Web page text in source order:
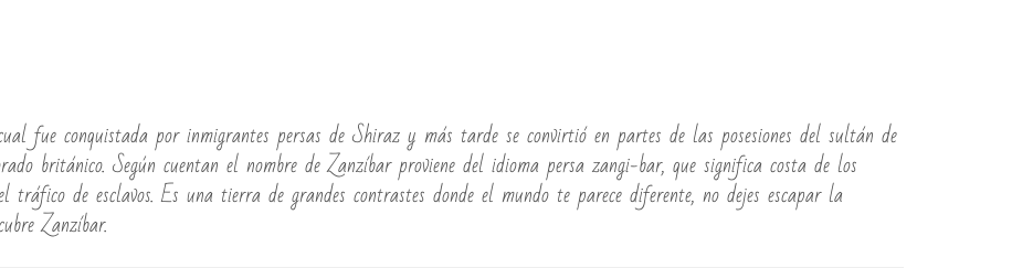
fue conquistada por inmigrantes persas de Shiraz y más tarde se convirtió en partes de las posesiones del sultán de
británico. Según cuentan el nombre de Zanzíbar proviene del idioma persa zangi-bar, que significa costa de los
de esclavos. Es una tierra de grandes contrastes donde el mundo te parece diferente, no dejes escapar la
Zanzíbar.